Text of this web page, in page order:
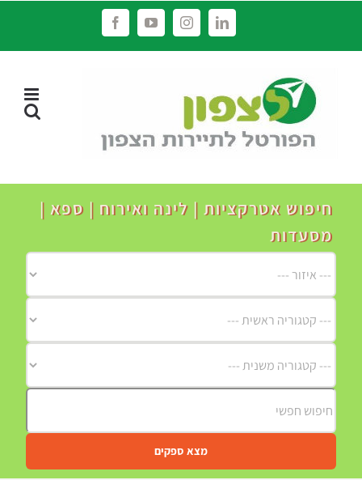
LinkedIn
Instagram
YouTube
Facebook
חיפוש אטרקציות | לינה ואירוח | ספא |
מסעדות
מצא ספקים